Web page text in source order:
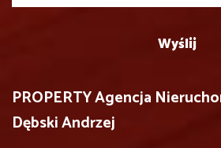
PROPERTY Agencja
Dębski Andrzej